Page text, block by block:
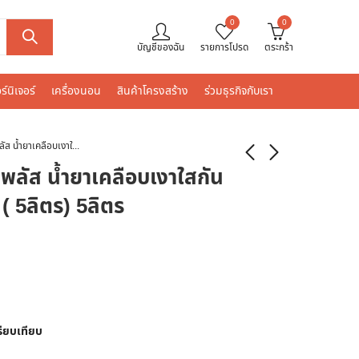
บัญชีของฉัน
0
รายการโปรด
0
ตระกร้า
นิเจอร์ เครื่องนอน สินค้าโครงสร้าง ร่วมธุรกิจกับเรา
ทีโอเอ 200 ฟลอริ่งพลัส น้ำยาเคลือบเงาใสกันซึม-สีใส/ขนาด กล. ( 5ลิตร) 5ลิตร
ลัส น้ำยาเคลือบเงาใสกัน
5ลิตร) 5ลิตร
ยบเทียบ